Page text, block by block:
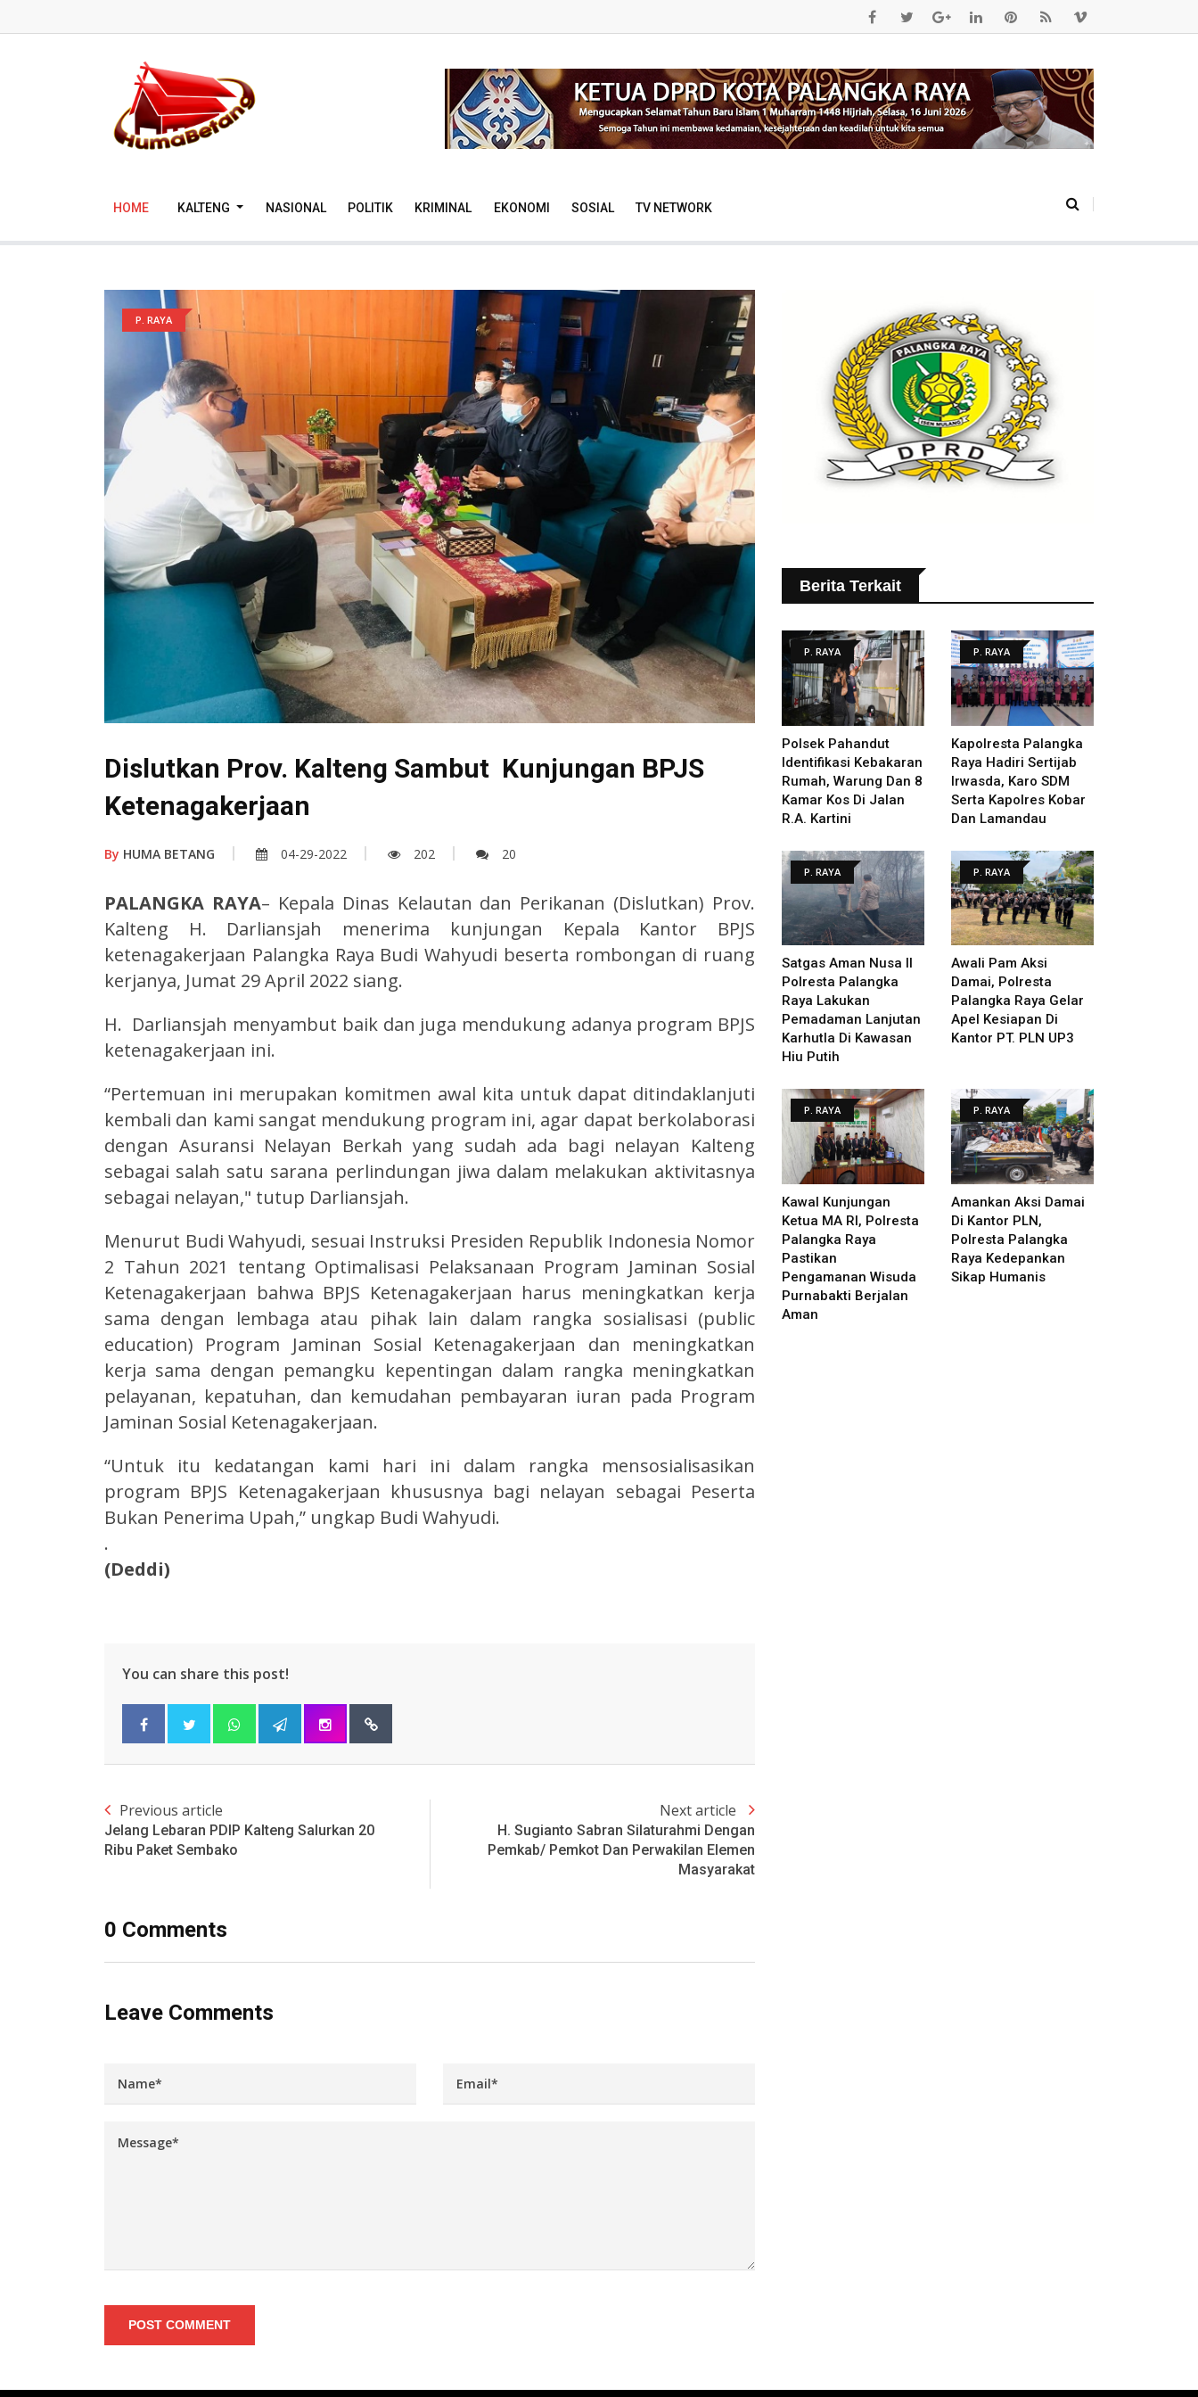
HOME KALTENG NASIONAL POLITIK KRIMINAL EKONOMI SOSIAL TV NETWORK
P. RAYA
Dislutkan Prov. Kalteng Sambut Kunjungan BPJS
Ketenagakerjaan
By HUMA BETANG 04-29-2022 202 20
PALANGKA RAYA– Kepala Dinas Kelautan dan Perikanan (Dislutkan) Prov.
Kalteng H. Darliansjah menerima kunjungan Kepala Kantor BPJS
ketenagakerjaan Palangka Raya Budi Wahyudi beserta rombongan di ruang
kerjanya, Jumat 29 April 2022 siang.
H. Darliansjah menyambut baik dan juga mendukung adanya program BPJS
ketenagakerjaan ini.
“Pertemuan ini merupakan komitmen awal kita untuk dapat ditindaklanjuti
kembali dan kami sangat mendukung program ini, agar dapat berkolaborasi
dengan Asuransi Nelayan Berkah yang sudah ada bagi nelayan Kalteng
sebagai salah satu sarana perlindungan jiwa dalam melakukan aktivitasnya
sebagai nelayan," tutup Darliansjah.
Menurut Budi Wahyudi, sesuai Instruksi Presiden Republik Indonesia Nomor
2 Tahun 2021 tentang Optimalisasi Pelaksanaan Program Jaminan Sosial
Ketenagakerjaan bahwa BPJS Ketenagakerjaan harus meningkatkan kerja
sama dengan lembaga atau pihak lain dalam rangka sosialisasi (public
education) Program Jaminan Sosial Ketenagakerjaan dan meningkatkan
kerja sama dengan pemangku kepentingan dalam rangka meningkatkan
pelayanan, kepatuhan, dan kemudahan pembayaran iuran pada Program
Jaminan Sosial Ketenagakerjaan.
“Untuk itu kedatangan kami hari ini dalam rangka mensosialisasikan
program BPJS Ketenagakerjaan khususnya bagi nelayan sebagai Peserta
Bukan Penerima Upah,” ungkap Budi Wahyudi.
.
(Deddi)
You can share this post!
Previous article
Jelang Lebaran PDIP Kalteng Salurkan 20
Ribu Paket Sembako
Next article
H. Sugianto Sabran Silaturahmi Dengan
Pemkab/ Pemkot Dan Perwakilan Elemen
Masyarakat
0 Comments
Leave Comments
POST COMMENT
Berita Terkait
P. RAYA
Polsek Pahandut
Identifikasi Kebakaran
Rumah, Warung Dan 8
Kamar Kos Di Jalan
R.A. Kartini
P. RAYA
Kapolresta Palangka
Raya Hadiri Sertijab
Irwasda, Karo SDM
Serta Kapolres Kobar
Dan Lamandau
P. RAYA
Satgas Aman Nusa II
Polresta Palangka
Raya Lakukan
Pemadaman Lanjutan
Karhutla Di Kawasan
Hiu Putih
P. RAYA
Awali Pam Aksi
Damai, Polresta
Palangka Raya Gelar
Apel Kesiapan Di
Kantor PT. PLN UP3
P. RAYA
Kawal Kunjungan
Ketua MA RI, Polresta
Palangka Raya
Pastikan
Pengamanan Wisuda
Purnabakti Berjalan
Aman
P. RAYA
Amankan Aksi Damai
Di Kantor PLN,
Polresta Palangka
Raya Kedepankan
Sikap Humanis